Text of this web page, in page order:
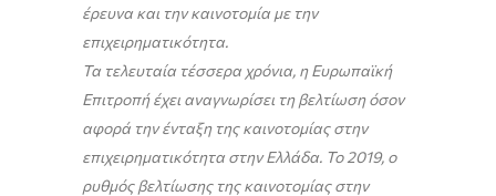
έρευνα και την καινοτομία με την
επιχειρηματικότητα.
Τα τελευταία τέσσερα χρόνια, η Ευρωπαϊκή
Επιτροπή έχει αναγνωρίσει τη βελτίωση όσον
αφορά την ένταξη της καινοτομίας στην
επιχειρηματικότητα στην Ελλάδα. Το 2019, ο
ρυθμός βελτίωσης της καινοτομίας στην